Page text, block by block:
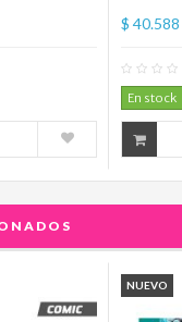
$ 40.588
En stock
NUEVO